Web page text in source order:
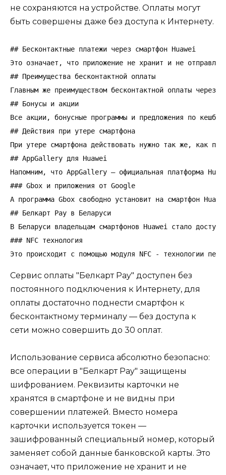
не сохраняются на устройстве. Оплаты могут
быть совершены даже без доступа к Интернету.
## Бесконтактные платежи через смартфон Huawei
Это означает, что приложение не хранит и не
## Преимущества бесконтактной оплаты
Главным же преимуществом бесконтактной оплаты
## Бонусы и акции
Все акции, бонусные программы и предложения по
## Действия при утере смартфона
При утере смартфона действовать нужно так же, как
## AppGallery для Huawei
Напомним, что AppGallery – официальная платформа
### Gbox и приложения от Google
А программа Gbox свободно установит на смартфон
## Белкарт Pay в Беларуси
В Беларуси владельцам смартфонов Huawei стало
### NFC технология
Это происходит с помощью модуля NFC - технологии
Сервис оплаты "Белкарт Pay" доступен без
постоянного подключения к Интернету, для
оплаты достаточно поднести смартфон к
бесконтактному терминалу — без доступа к
сети можно совершить до 30 оплат.
Использование сервиса абсолютно безопасно:
все операции в "Белкарт Pay" защищены
шифрованием. Реквизиты карточки не
хранятся в смартфоне и не видны при
совершении платежей. Вместо номера
карточки используется токен —
зашифрованный специальный номер, который
заменяет собой данные банковской карты. Это
означает, что приложение не хранит и не